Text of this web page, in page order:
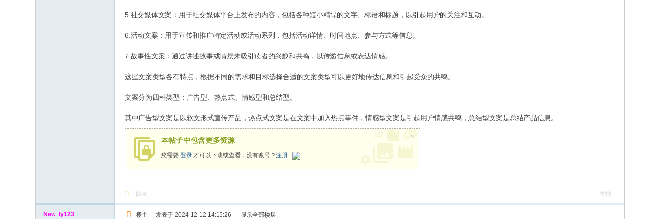
5.社交媒体文案：用于社交媒体平台上发布的内容，包括各种短小精悍的文字、标语和标题，以引起用户的关注和互动。
6.活动文案：用于宣传和推广特定活动或活动系列，包括活动详情、时间地点、参与方式等信息。
7.故事性文案：通过讲述故事或情景来吸引读者的兴趣和共鸣，以传递信息或表达情感。
这些文案类型各有特点，根据不同的需求和目标选择合适的文案类型可以更好地传达信息和引起受众的共鸣。
文案分为四种类型：广告型、热点式、情感型和总结型。
其中广告型文案是以软文形式宣传产品，热点式文案是在文案中加入热点事件，情感型文案是引起用户情感共鸣，总结型文案是总结产品信息。
本帖子中包含更多资源
您需要 登录 才可以下载或查看，没有账号？ 注册
×
回复 举报
New_ly123 楼主 | 发表于 2024-12-12 14:15:26 | 显示全部楼层